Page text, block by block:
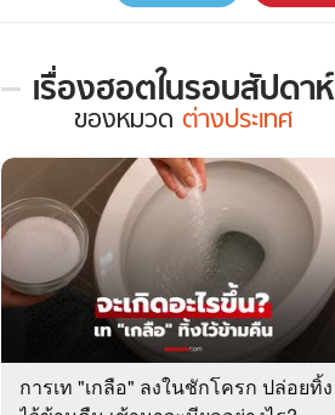
ฮาวทู
เรื่องฮอตในรอบสัปดาห์
เรื่อง
ใน
รอบ
สัปดาห์
ของ
ต่าง
ประเทศ
ของหมวด ต่างประเทศ
การเท "เกลือ" ลงในชักโครก ปล่อยทิ้ง